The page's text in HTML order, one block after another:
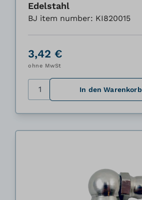
Edelstahl
BJ item number: KI820015
3,42 €
ohne MwSt
Menge In den Warenkorb